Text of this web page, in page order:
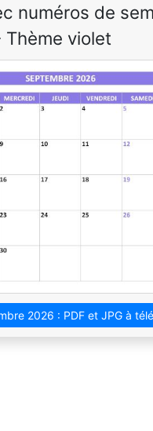
numéros de
Thème violet
2026 : PDF et JPG à